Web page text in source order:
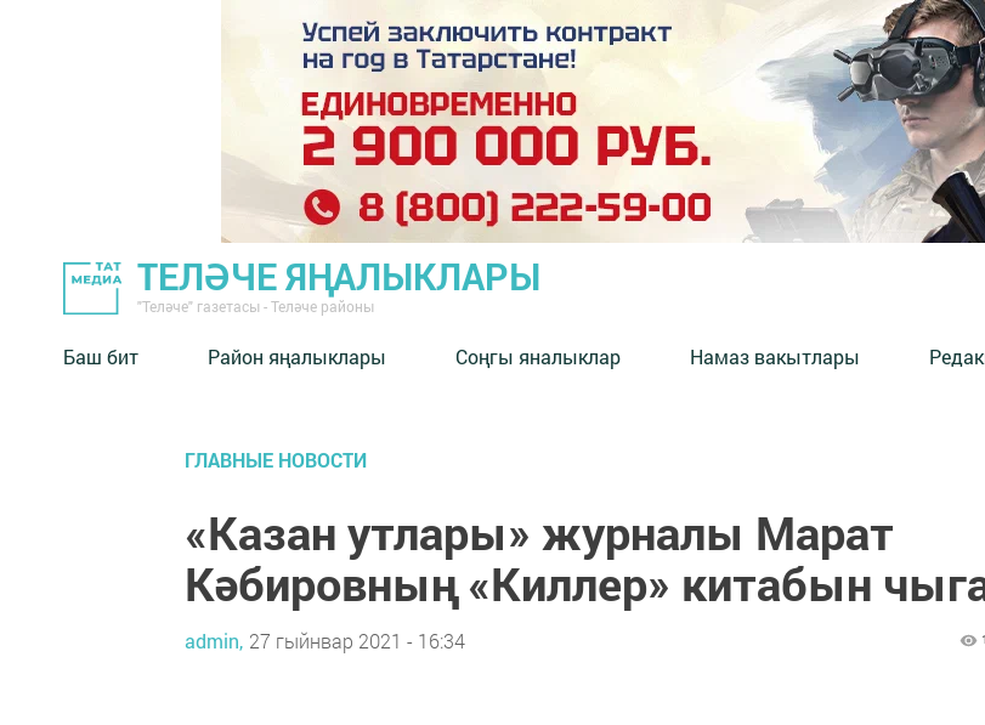
ТЕЛӘЧЕ ЯҢАЛЫКЛАРЫ
"Теләче" газетасы - Теләче районы
Баш бит Район яңалыклары Соңгы яналыклар Намаз вакытлары
ГЛАВНЫЕ НОВОСТИ
«Казан утлары» журналы Марат
Кәбировның «Киллер» китабын
admin, 27 гыйнвар 2021 - 16:34